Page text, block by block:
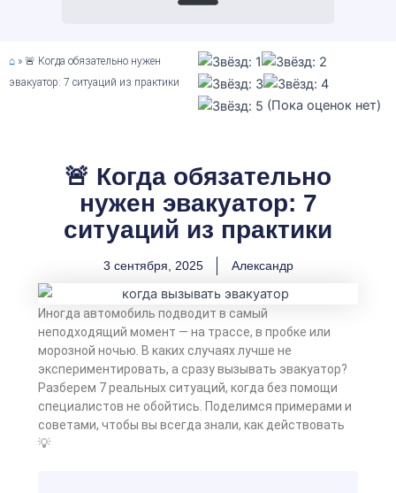
⌂ » 🚨 Когда обязательно нужен
эвакуатор: 7 ситуаций из практики
(Пока оценок нет)
🚨 Когда обязательно
нужен эвакуатор: 7
ситуаций из практики
3 сентября, 2025 Александр
Иногда автомобиль подводит в самый
неподходящий момент — на трассе, в пробке или
морозной ночью. В каких случаях лучше не
экспериментировать, а сразу вызывать эвакуатор?
Разберем 7 реальных ситуаций, когда без помощи
специалистов не обойтись. Поделимся примерами и
советами, чтобы вы всегда знали, как действовать
💡